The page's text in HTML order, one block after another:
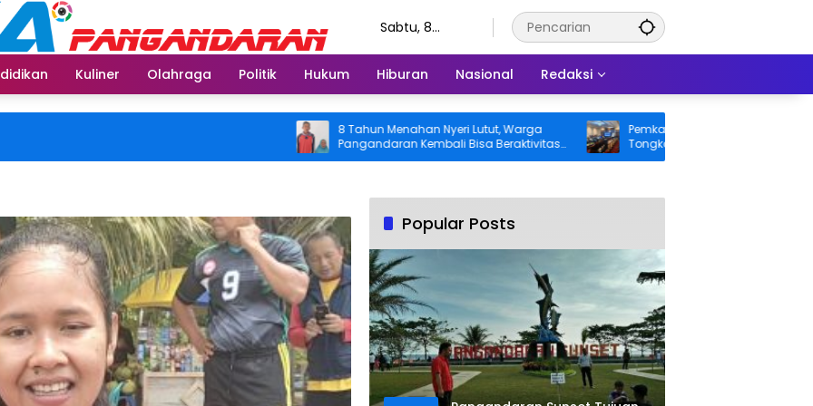
Sabtu, 8
Kuliner Olahraga Politik Hukum Hiburan Nasional Redaksi
8 Tahun Menahan Nyeri Lutut, Warga
Pangandaran Kembali Bisa Beraktivitas
Usai Operasi Gratis Ditanggung BPJS
Pemkab Pangandaran Desak Bangkai
Tongkang dan Ceceran Batu Bara
Segera Diangkat, Soroti Buruknya
Popular Posts